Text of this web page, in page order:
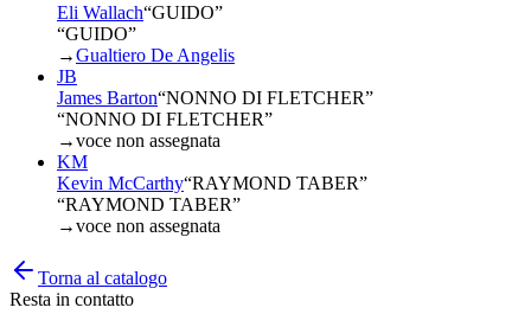
Eli Wallach“GUIDO”
“GUIDO”
→Gualtiero De Angelis
JB
James Barton“NONNO DI FLETCHER”
“NONNO DI FLETCHER”
→voce non assegnata
KM
Kevin McCarthy“RAYMOND TABER”
“RAYMOND TABER”
→voce non assegnata
Torna al catalogo
Resta in contatto